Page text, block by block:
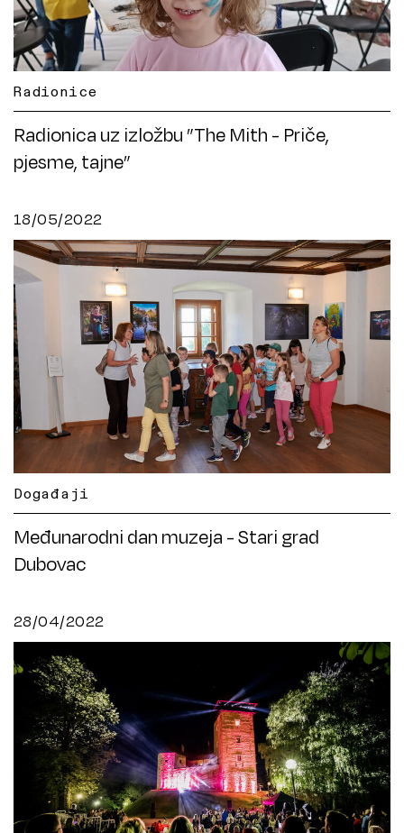
Radionice
Radionica uz izložbu ”The Mith - Priče,
pjesme, tajne”
18/05/2022
Događaji
Međunarodni dan muzeja - Stari grad
Dubovac
28/04/2022